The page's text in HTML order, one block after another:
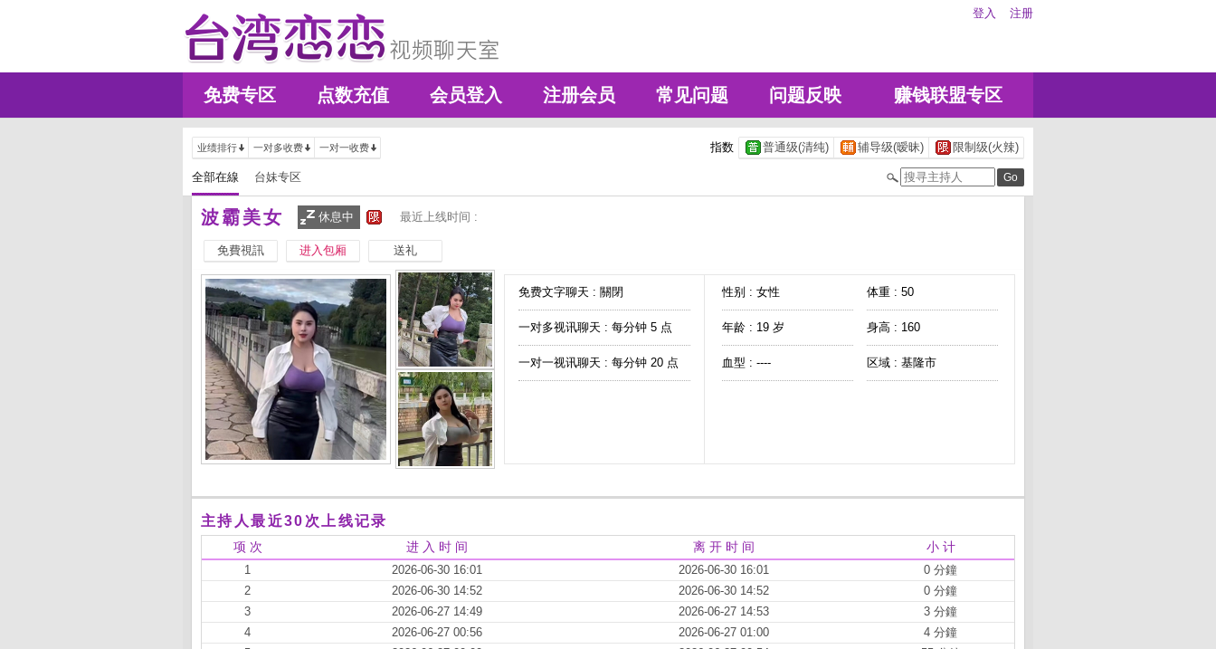
登入 注册
免费专区 点数充值 会员登入 注册会员 常见问题 问题反映 赚钱联盟专区
业绩排行 一对多收费 一对一收费 指数 普通级(清纯) 辅导级(暧昧) 限制级(火辣)
全部在線 台妹专区
波霸美女 休息中 最近上线时间 :
免費視訊 进入包厢 送礼
免费文字聊天 : 關閉
一对多视讯聊天 : 每分钟 5 点
一对一视讯聊天 : 每分钟 20 点
性别 : 女性 体重 : 50
年龄 : 19 岁 身高 : 160
血型 : ---- 区域 : 基隆市
主持人最近30次上线记录
项 次 进 入 时 间 离 开 时 间 小 计
1 2026-06-30 16:01 2026-06-30 16:01
0 分鐘
2
2026-06-30 14:52 2026-06-30 14:52
0 分鐘
3
2026-06-27 14:49 2026-06-27 14:53
3 分鐘
4
2026-06-27 00:56 2026-06-27 01:00
4 分鐘